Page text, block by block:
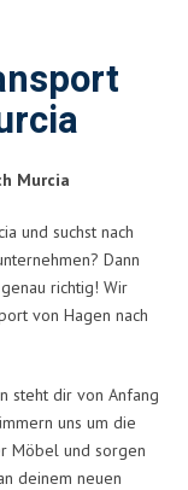
Murcia
und suchst nach
Dann
richtig! Wir
von Hagen nach
steht dir von Anfang
uns um die
Möbel und sorgen
deinem neuen